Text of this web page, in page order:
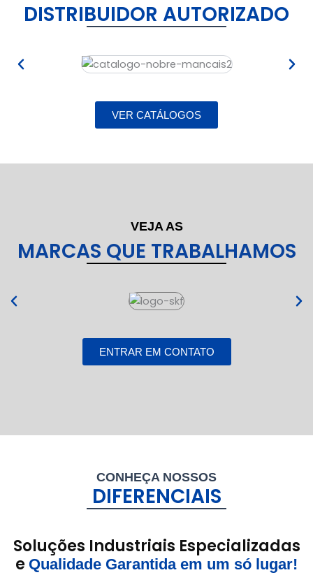
DISTRIBUIDOR AUTORIZADO
VER CATÁLOGOS
VEJA AS
MARCAS QUE TRABALHAMOS
ENTRAR EM CONTATO
CONHEÇA NOSSOS
DIFERENCIAIS
Soluções Industriais Especializadas
e Qualidade Garantida em um só lugar!